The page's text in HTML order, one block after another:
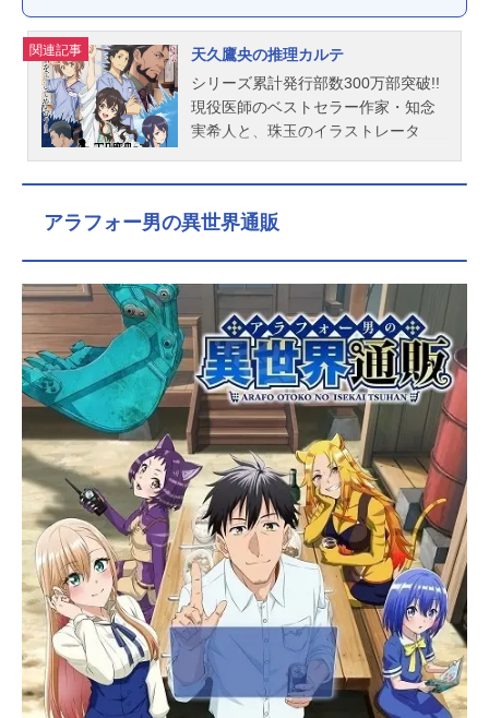
関連記事
天久鷹央の推理カルテ
シリーズ累計発行部数300万部突破!!
現役医師のベストセラー作家・知念
実希人と、珠玉のイラストレータ
医療ミステリー逆転劇、待望のテレ
括診断部。ここには他の医師が「診
い原因不明の「殺人」や「謎」
も……。天才医師・天久鷹央が解き
明かす、摩訶不思議な「病」に秘め
られた驚愕の真実とは……！「その
病気（ナゾ）、私が診断を下してや
ろう――!!」第1話/第2話は原作・知
念実希人書き下ろし完全新作エピソ
ード!!大きな獣に足を食いちぎられ
た、青い血の男に隠された秘密とは─
─？作品名天久鷹央の推理カルテ放送
形態TVアニメスケジュール2025年1
月1日（水）〜2025年4月2日（水）T
OKYOMXほか話数全12話キャスト天
久鷹央：佐倉綾音小鳥遊優：小野賢
章鴻ノ池舞：石見舞菜香天久真鶴：
水樹奈々天久大鷲：立木文彦成瀬隆
哉：諏訪部順一桜井公康：平田広明
墨田淳子：沢城みゆき竹内良太櫻井
アラフォー男の異世界通販